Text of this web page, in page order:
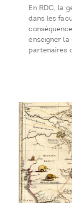
En RDC, la
dans les
enseigner la
partenaires